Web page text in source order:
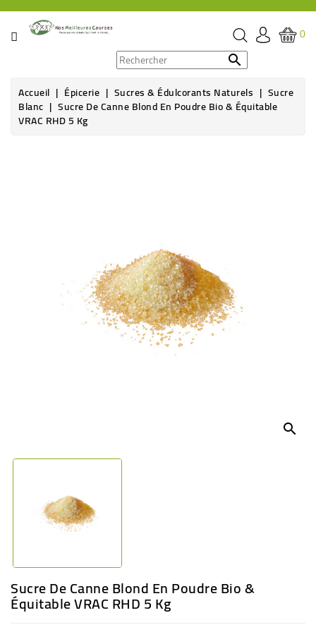
CATÉGORIE
ÉPICERIE
0

Accueil Épicerie Sucres & Édulcorants Naturels Sucre
Blanc Sucre De Canne Blond En Poudre Bio & Équitable
VRAC RHD 5 Kg
search
Sucre De Canne Blond En Poudre Bio &
Équitable VRAC RHD 5 Kg